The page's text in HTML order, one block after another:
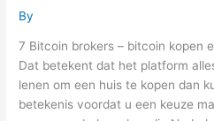
By
7 Bitcoin brokers – bitcoin kopen
Dat betekent dat het platform
lenen om een huis te kopen dan
betekenis voordat u een keuze